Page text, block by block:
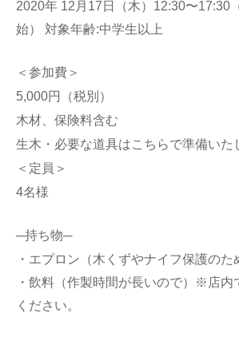
2020年 12月17日（木）12:30〜17:30
始） 対象年齢:中学生以上
＜参加費＞
5,000円（税別）
木材、保険料含む
生木・必要な道具はこちらで準備いた
＜定員＞
4名様
─持ち物─
・エプロン（木くずやナイフ保護のた
・飲料（作製時間が長いので）※店内
ください。